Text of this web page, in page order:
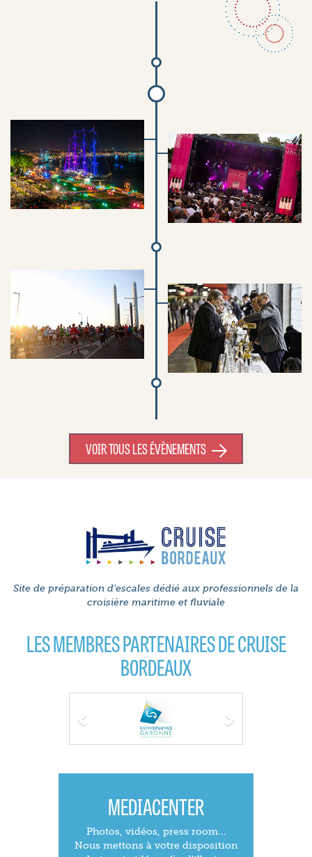
VOIR TOUS LES ÉVÈNEMENTS
Site de préparation d'escales dédié aux professionnels de la
croisière maritime et fluviale
LES MEMBRES PARTENAIRES DE CRUISE
BORDEAUX
MEDIACENTER
Photos, vidéos, press room...
Nous mettons à votre disposition